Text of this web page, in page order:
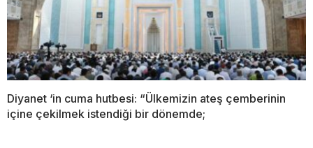
Diyanet ‘in cuma hutbesi: “Ülkemizin ateş çemberinin
içine çekilmek istendiği bir dönemde;